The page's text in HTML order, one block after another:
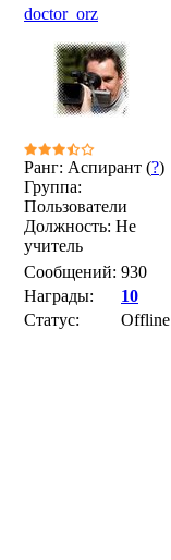
doctor_orz
Ранг: Аспирант (?)
Группа:
Пользователи
Должность: Не
учитель
Сообщений: 930
Награды:
10
Статус:
Offline